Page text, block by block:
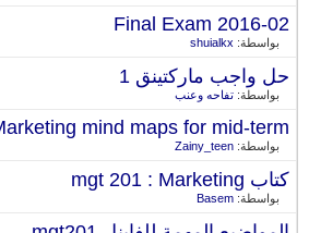
Final Exam 2016-02
بواسطة:shuialkx
حل واجب ماركتينق 1
بواسطة:تفاحه وعنب
Marketing mind maps for mid-term
بواسطة:Zainy_teen
كتاب mgt 201 : Marketing
بواسطة:Basem